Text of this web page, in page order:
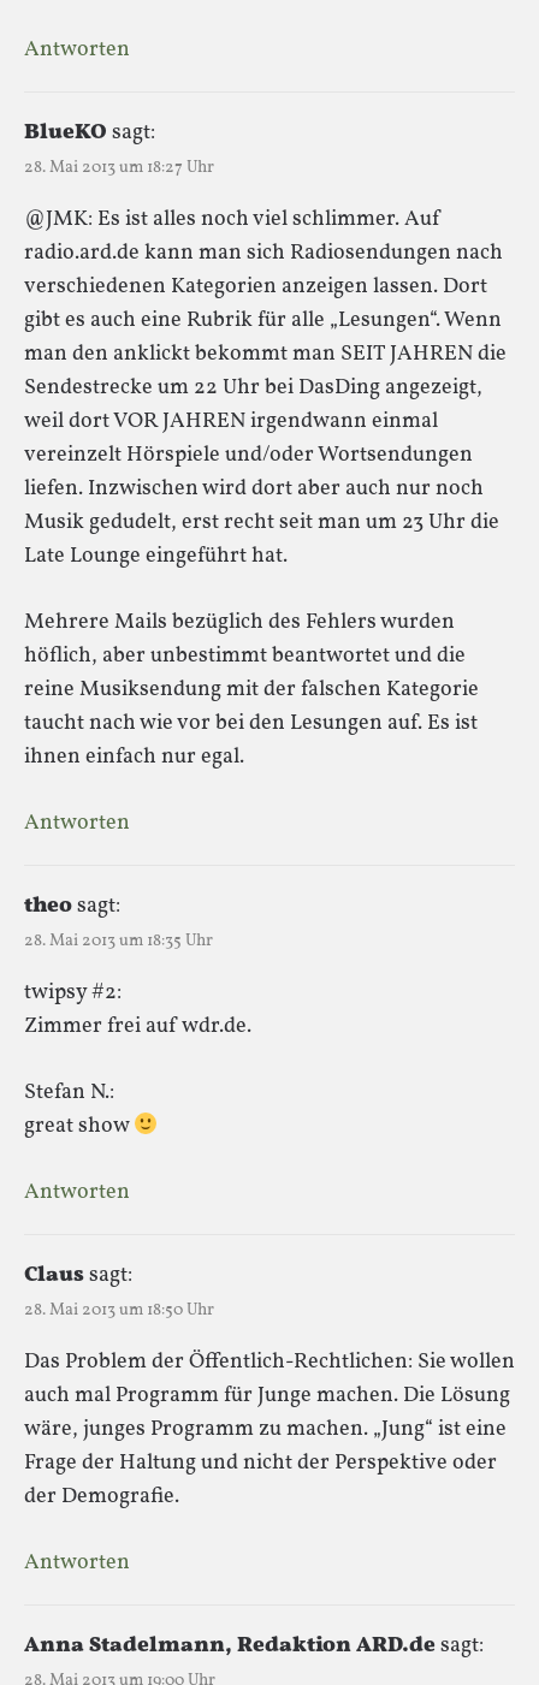
Antworten
BlueKO sagt:
28. Mai 2013 um 18:27 Uhr
@JMK: Es ist alles noch viel schlimmer. Auf
radio.ard.de kann man sich Radiosendungen nach
verschiedenen Kategorien anzeigen lassen. Dort
gibt es auch eine Rubrik für alle „Lesungen“. Wenn
man den anklickt bekommt man SEIT JAHREN die
Sendestrecke um 22 Uhr bei DasDing angezeigt,
weil dort VOR JAHREN irgendwann einmal
vereinzelt Hörspiele und/oder Wortsendungen
liefen. Inzwischen wird dort aber auch nur noch
Musik gedudelt, erst recht seit man um 23 Uhr die
Late Lounge eingeführt hat.
Mehrere Mails bezüglich des Fehlers wurden
höflich, aber unbestimmt beantwortet und die
reine Musiksendung mit der falschen Kategorie
taucht nach wie vor bei den Lesungen auf. Es ist
ihnen einfach nur egal.
Antworten
theosagt:
28. Mai 2013 um 18:35 Uhr
twipsy #2:
Zimmer frei auf wdr.de.
Stefan N.:
great show
Antworten
Claussagt:
28. Mai 2013 um 18:50 Uhr
Das Problem der Öffentlich-Rechtlichen: Sie wollen
auch mal Programm für Junge machen. Die Lösung
wäre, junges Programm zu machen. „Jung“ ist eine
Frage der Haltung und nicht der Perspektive oder
der Demografie.
Antworten
Anna Stadelmann, Redaktion ARD.desagt: